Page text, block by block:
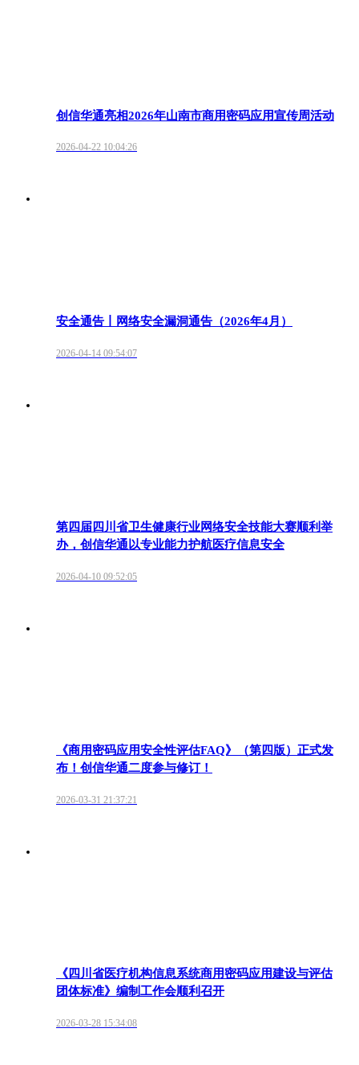
创信华通亮相2026年山南市商用密码应用宣传周活动
2026-04-22 10:04:26
安全通告丨网络安全漏洞通告（2026年4月）
2026-04-14 09:54:07
第四届四川省卫生健康行业网络安全技能大赛顺利举
办，创信华通以专业能力护航医疗信息安全
2026-04-10 09:52:05
《商用密码应用安全性评估FAQ》（第四版）正式发
布！创信华通二度参与修订！
2026-03-31 21:37:21
《四川省医疗机构信息系统商用密码应用建设与评估
团体标准》编制工作会顺利召开
2026-03-28 15:34:08